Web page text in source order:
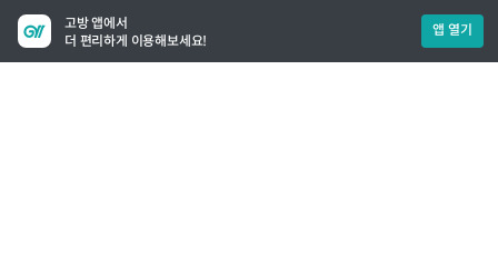
고방 앱에서
더 편리하게 이용해보세요!
앱 열기